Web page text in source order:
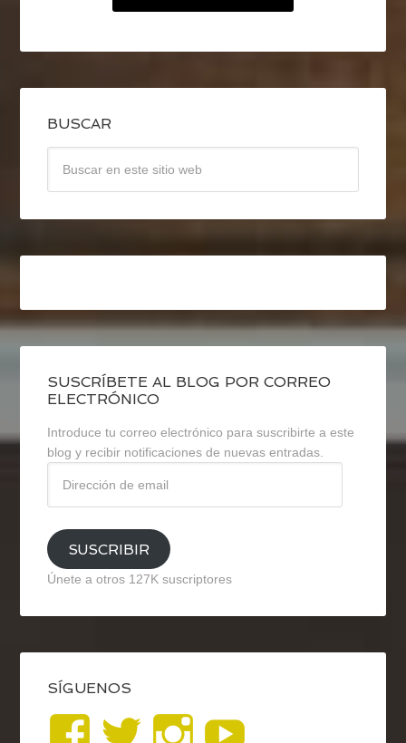
BUSCAR
SUSCRÍBETE AL BLOG POR CORREO
ELECTRÓNICO
Introduce tu correo electrónico para suscribirte a este
blog y recibir notificaciones de nuevas entradas.
email
SUSCRIBIR
Únete a otros 127K suscriptores
SÍGUENOS
VerVerVer